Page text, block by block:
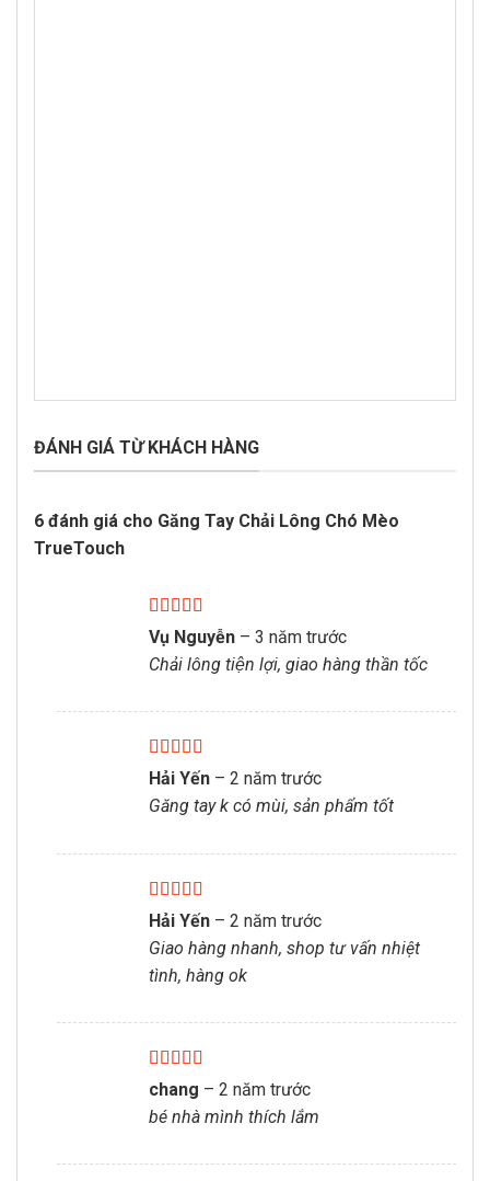
ĐÁNH GIÁ TỪ KHÁCH HÀNG
6 đánh giá cho Găng Tay Chải Lông Chó Mèo
TrueTouch
Được xếp
hạng55 sao
Vụ Nguyễn – 3 năm trước
Chải lông tiện lợi, giao hàng thần tốc
Được xếp
hạng55 sao
Hải Yến – 2 năm trước
Găng tay k có mùi, sản phẩm tốt
Được xếp
hạng55 sao
Hải Yến – 2 năm trước
Giao hàng nhanh, shop tư vấn nhiệt
tình, hàng ok
Được xếp
hạng55 sao
chang – 2 năm trước
bé nhà mình thích lắm